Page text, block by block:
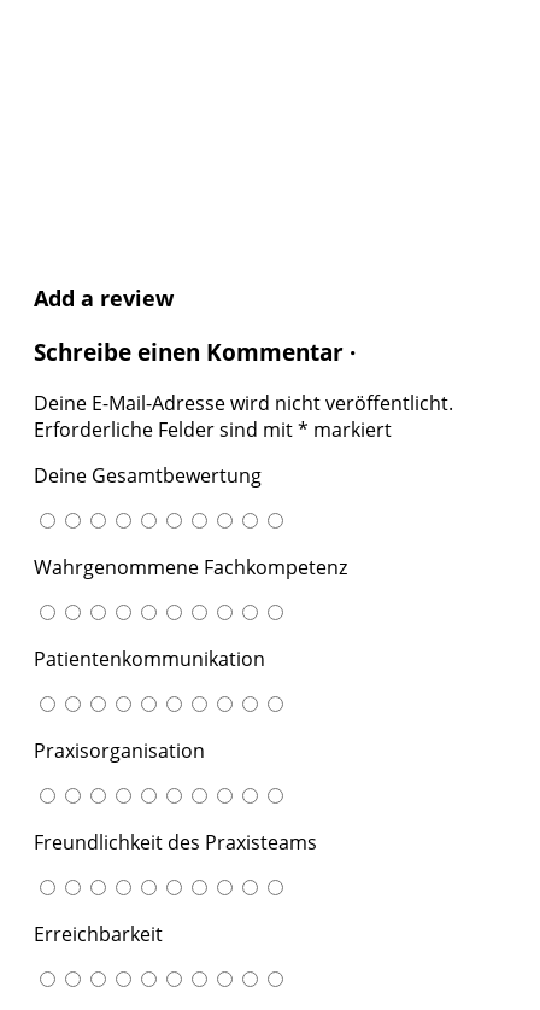
Add a review
Schreibe einen Kommentar ·
Deine E-Mail-Adresse wird nicht veröffentlicht.
Erforderliche Felder sind mit* markiert
Deine Gesamtbewertung
Wahrgenommene Fachkompetenz
Patientenkommunikation
Praxisorganisation
Freundlichkeit des Praxisteams
Erreichbarkeit